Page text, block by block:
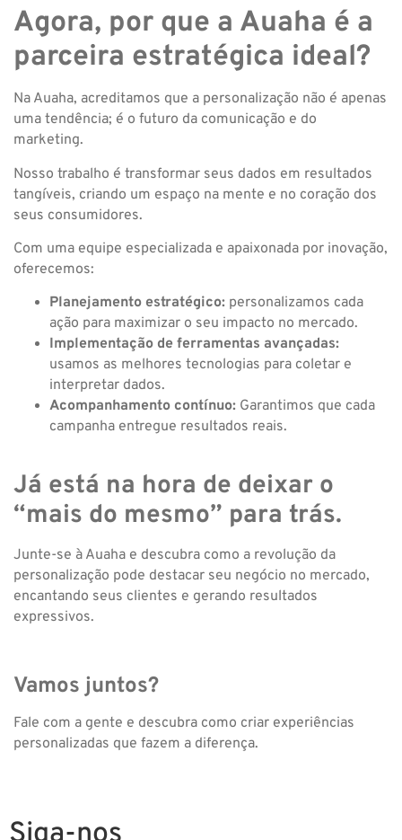
Agora, por que a Auaha é a
parceira estratégica ideal?
Na Auaha, acreditamos que a personalização não é apenas
uma tendência; é o futuro da comunicação e do
marketing.
Nosso trabalho é transformar seus dados em resultados
tangíveis, criando um espaço na mente e no coração dos
seus consumidores.
Com uma equipe especializada e apaixonada por inovação,
oferecemos:
Planejamento estratégico: personalizamos cada
ação para maximizar o seu impacto no mercado.
Implementação de ferramentas avançadas:
usamos as melhores tecnologias para coletar e
interpretar dados.
Acompanhamento contínuo: Garantimos que cada
campanha entregue resultados reais.
Já está na hora de deixar o
“mais do mesmo” para trás.
Junte-se à Auaha e descubra como a revolução da
personalização pode destacar seu negócio no mercado,
encantando seus clientes e gerando resultados
expressivos.
Vamos juntos?
Fale com a gente e descubra como criar experiências
personalizadas que fazem a diferença.